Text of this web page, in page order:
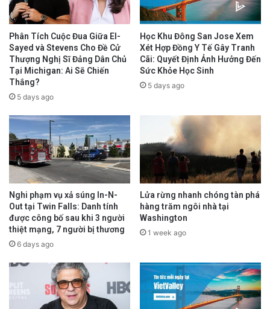
Phân Tích Cuộc Đua Giữa El-
Sayed và Stevens Cho Đề Cử
Thượng Nghị Sĩ Đảng Dân Chủ
Tại Michigan: Ai Sẽ Chiến
Thắng?
5 days ago
Học Khu Đông San Jose Xem
Xét Hợp Đồng Y Tế Gây Tranh
Cãi: Quyết Định Ảnh Hưởng Đến
Sức Khỏe Học Sinh
5 days ago
Nghi phạm vụ xả súng In-N-
Out tại Twin Falls: Danh tính
được công bố sau khi 3 người
thiệt mạng, 7 người bị thương
6 days ago
Lửa rừng nhanh chóng tàn phá
hàng trăm ngôi nhà tại
Washington
1 week ago